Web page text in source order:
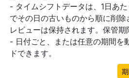
- タイムシフトデータは、1日あ
でその日の古いものから順に削
レビューは保持されます。保管期
- 日付ごと、または任意の期間を
ドできます。